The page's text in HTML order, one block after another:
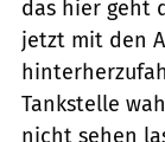
das hier geht
jetzt mit den
Tankstelle
nicht sehen